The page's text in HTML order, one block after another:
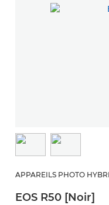
APPAREILS PHOTO
EOS R50 [Noir]